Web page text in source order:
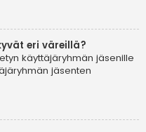
eri väreillä?
käyttäjäryhmän jäsenille
jäsenten